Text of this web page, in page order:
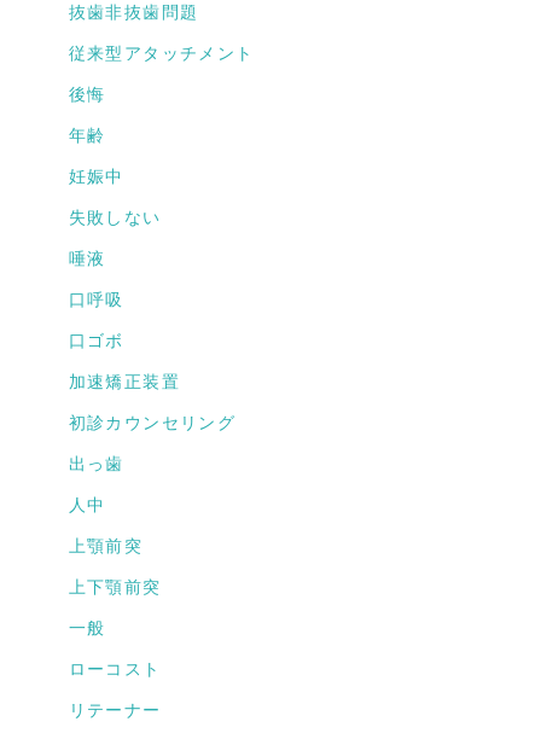
抜歯非抜歯問題
従来型アタッチメント
後悔
年齢
妊娠中
失敗しない
唾液
口呼吸
口ゴボ
加速矯正装置
初診カウンセリング
出っ歯
人中
上顎前突
上下顎前突
一般
ローコスト
リテーナー